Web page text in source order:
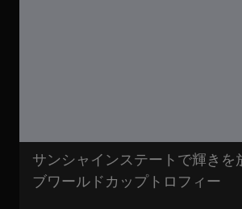
サンシャインステートで輝きを
ブワールドカップトロフィー